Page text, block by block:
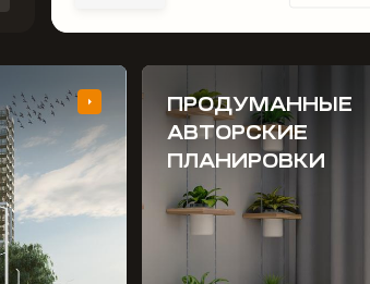
ПРОДУМАННЫЕ
АВТОРСКИЕ
ПЛАНИРОВКИ